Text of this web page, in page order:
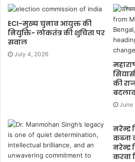
ECI-मुख्य चुनाव आयुक्त की
नियुक्ति- लोकतंत्र की शुचिता पर
सवाल
July 4, 2026
की
June
कब्जा
करवा